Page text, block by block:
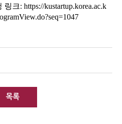
링크: https://kustartup.korea.ac.k
목록